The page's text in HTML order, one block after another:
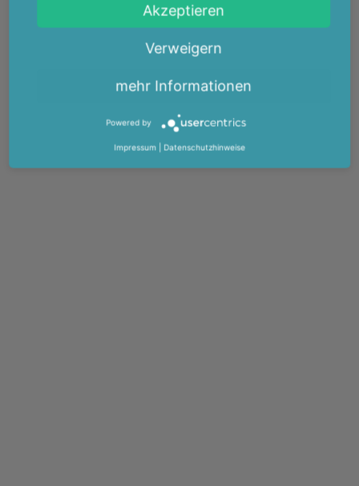
Akzeptieren
Verweigern
mehr Informationen
Powered by
Impressum Datenschutzhinweise